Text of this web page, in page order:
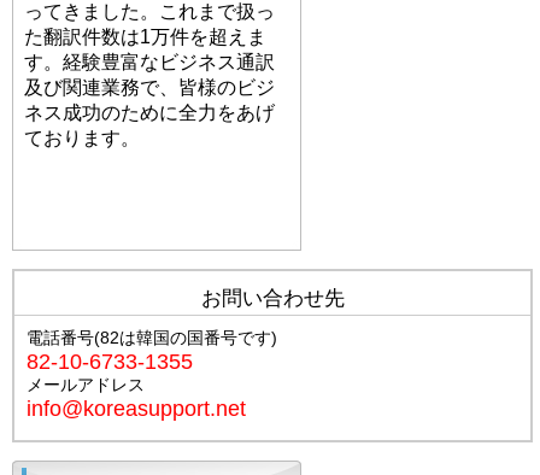
ってきました。これまで扱っ
た翻訳件数は1万件を超えま
す。経験豊富なビジネス通訳
及び関連業務で、皆様のビジ
ネス成功のために全力をあげ
ております。
お問い合わせ先
電話番号(82は韓国の国番号です)
82-10-6733-1355
メールアドレス
info@koreasupport.net